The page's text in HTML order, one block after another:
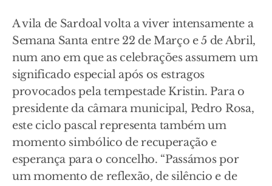
A vila de Sardoal volta a viver intensamente a
Semana Santa entre 22 de Março e 5 de Abril,
num ano em que as celebrações assumem um
significado especial após os estragos
provocados pela tempestade Kristin. Para o
presidente da câmara municipal, Pedro Rosa,
este ciclo pascal representa também um
momento simbólico de recuperação e
esperança para o concelho. “Passámos por
um momento de reflexão, de silêncio e de